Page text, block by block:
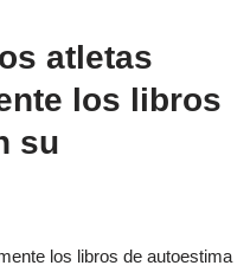
atletas
los libros
su
los libros de autoestima